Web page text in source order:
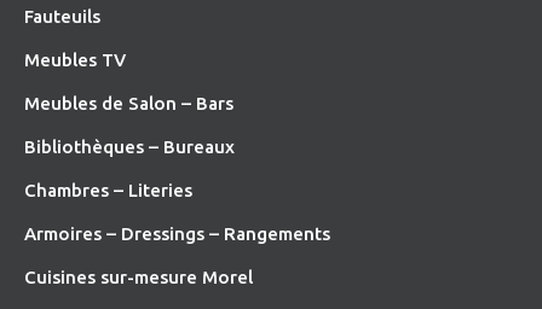
Fauteuils
Meubles TV
Meubles de Salon – Bars
Bibliothèques – Bureaux
Chambres – Literies
Armoires – Dressings – Rangements
Cuisines sur-mesure Morel